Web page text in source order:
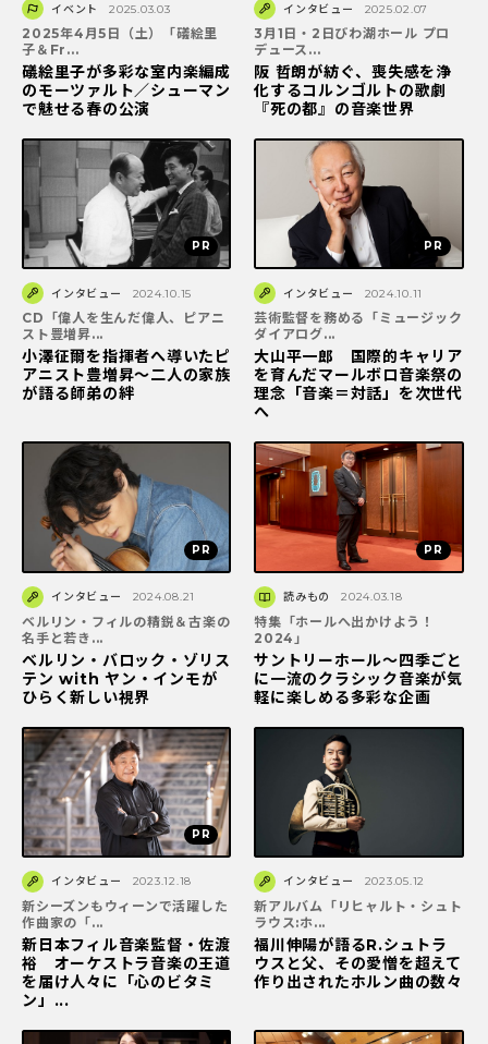
イベント 2025.03.03
2025年4月5日（土）「礒絵里
子＆Fr...
礒絵里子が多彩な室内楽編成
のモーツァルト／シューマン
で魅せる春の公演
インタビュー 2025.02.07
3月1日・2日びわ湖ホール プロ
デュース...
阪 哲朗が紡ぐ、喪失感を浄
化するコルンゴルトの歌劇
『死の都』の音楽世界
インタビュー 2024.10.15
CD「偉人を生んだ偉人、ピアニ
スト豊増昇...
小澤征爾を指揮者へ導いたピ
アニスト豊増昇～二人の家族
が語る師弟の絆
インタビュー 2024.10.11
芸術監督を務める「ミュージック
ダイアログ...
大山平一郎 国際的キャリア
を育んだマールボロ音楽祭の
理念「音楽＝対話」を次世代
へ
インタビュー 2024.08.21
ベルリン・フィルの精鋭＆古楽の
名手と若き...
ベルリン・バロック・ゾリス
テン with ヤン・インモが
ひらく新しい視界
読みもの 2024.03.18
特集「ホールへ出かけよう！
2024」
サントリーホール～四季ごと
に一流のクラシック音楽が気
軽に楽しめる多彩な企画
インタビュー 2023.12.18
新シーズンもウィーンで活躍した
作曲家の「...
新日本フィル音楽監督・佐渡
裕 オーケストラ音楽の王道
を届け人々に「心のビタミ
ン」...
インタビュー 2023.05.12
新アルバム「リヒャルト・シュト
ラウス:ホ...
福川伸陽が語るR.シュトラ
ウスと父、その愛憎を超えて
作り出されたホルン曲の数々